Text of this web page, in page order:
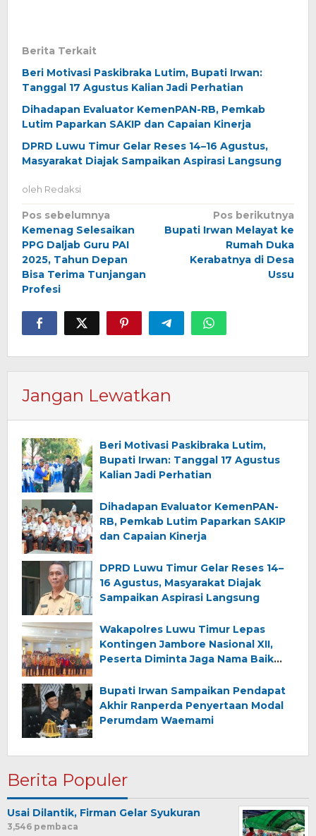
Berita Terkait
Beri Motivasi Paskibraka Lutim, Bupati Irwan:
Tanggal 17 Agustus Kalian Jadi Perhatian
Dihadapan Evaluator KemenPAN-RB, Pemkab
Lutim Paparkan SAKIP dan Capaian Kinerja
DPRD Luwu Timur Gelar Reses 14–16 Agustus,
Masyarakat Diajak Sampaikan Aspirasi Langsung
oleh Redaksi
Navigasi
pos
Pos sebelumnya
Kemenag Selesaikan
PPG Daljab Guru PAI
2025, Tahun Depan
Bisa Terima Tunjangan
Profesi
Pos berikutnya
Bupati Irwan Melayat ke
Rumah Duka
Kerabatnya di Desa
Ussu
Jangan Lewatkan
Beri Motivasi Paskibraka Lutim,
Bupati Irwan: Tanggal 17 Agustus
Kalian Jadi Perhatian
Dihadapan Evaluator KemenPAN-
RB, Pemkab Lutim Paparkan SAKIP
dan Capaian Kinerja
DPRD Luwu Timur Gelar Reses 14–
16 Agustus, Masyarakat Diajak
Sampaikan Aspirasi Langsung
Wakapolres Luwu Timur Lepas
Kontingen Jambore Nasional XII,
Peserta Diminta Jaga Nama Baik
Bupati Irwan Sampaikan Pendapat
Akhir Ranperda Penyertaan Modal
Perumdam Waemami
Berita Populer
Usai Dilantik, Firman Gelar Syukuran
3,546 pembaca